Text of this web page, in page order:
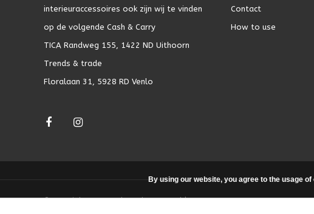
interieuraccessoires ook zijn wij te vinden
op de volgende Cash & Carry
TICA Randweg 155, 1422 ND Uithoorn
Trends & trade
Floralaan 31, 5928 RD Venlo
Contact
How to use
© Copyright 2026 - Theme byDMWS.nl|
By using our website, you agree to the usage